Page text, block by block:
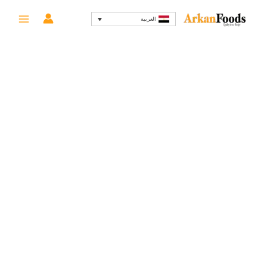
العربية
الأصلي
الحالي